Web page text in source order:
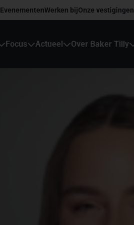
EvenementenWerken bijOnze vestigingen
Focus Actueel Over Baker Tilly